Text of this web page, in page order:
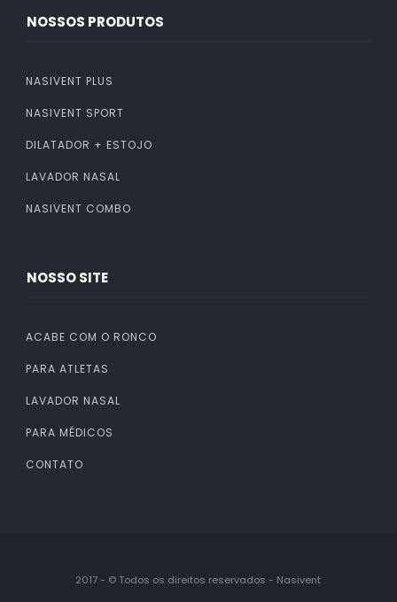
NOSSOS PRODUTOS
NASIVENT PLUS
NASIVENT SPORT
DILATADOR + ESTOJO
LAVADOR NASAL
NASIVENT COMBO
NOSSO SITE
ACABE COM O RONCO
PARA ATLETAS
LAVADOR NASAL
PARA MÉDICOS
CONTATO
2017 - © Todos os direitos reservados - Nasivent